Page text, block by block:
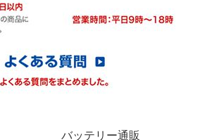
バッテリー通販